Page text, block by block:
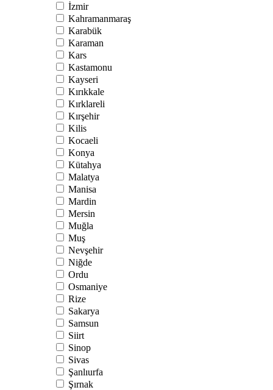
İzmir
Kahramanmaraş
Karabük
Karaman
Kars
Kastamonu
Kayseri
Kırıkkale
Kırklareli
Kırşehir
Kilis
Kocaeli
Konya
Kütahya
Malatya
Manisa
Mardin
Mersin
Muğla
Muş
Nevşehir
Niğde
Ordu
Osmaniye
Rize
Sakarya
Samsun
Siirt
Sinop
Sivas
Şanlıurfa
Şırnak